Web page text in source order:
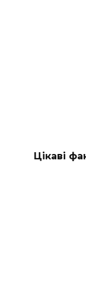
Цікаві